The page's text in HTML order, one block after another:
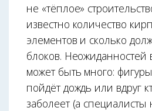
не «тёплое»
известно количество
элементов и сколько
блоков.
может быть много:
пойдёт дождь или вдруг
заболеет (а специалисты